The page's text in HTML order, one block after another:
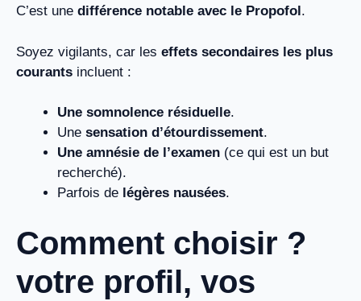
C’est une différence notable avec le Propofol .
Soyez vigilants, car les effets secondaires les plus
courants incluent :
Une somnolence résiduelle.
Une sensation d’étourdissement.
Une amnésie de l’examen (ce qui est un but
recherché).
Parfois de légères nausées.
Comment choisir ?
votre profil, vos